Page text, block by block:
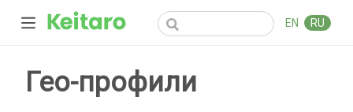
EN RU
Гео-профили